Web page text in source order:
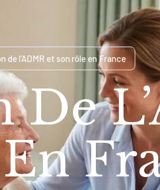
de l’ADMR et son rôle en France